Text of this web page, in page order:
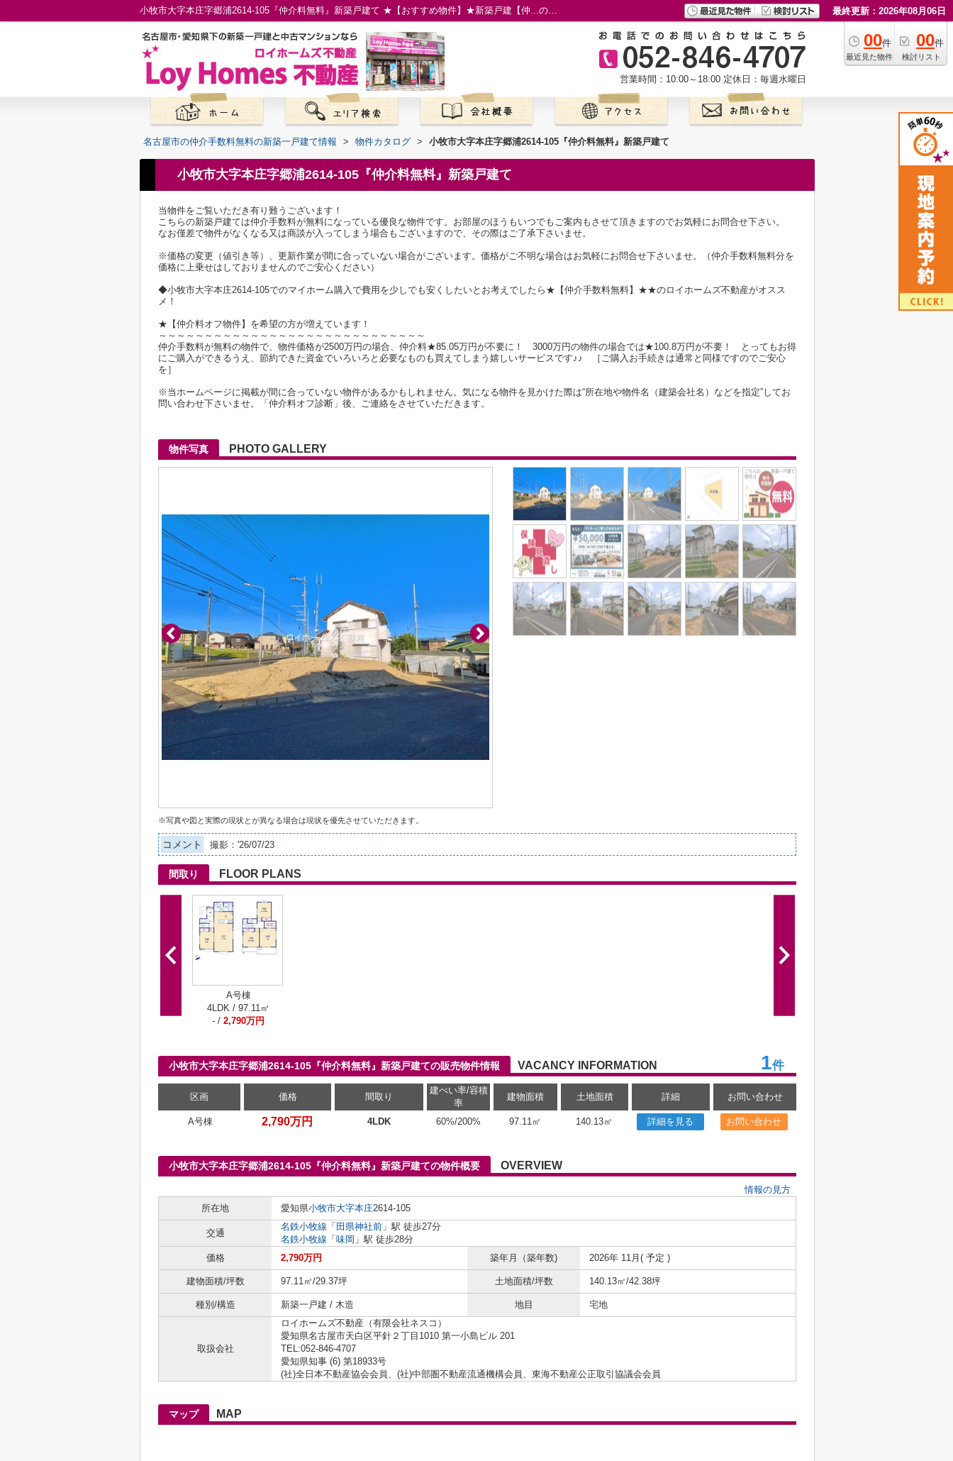
小牧市大字本庄字郷浦2614-105『仲介料無料』新築戸建て ★【おすすめ物件】★新築戸建【仲...の物件情報／名古屋市の仲介手数料無料の新築一戸建て／ロイホームズ不動産 最終更新：2026年08月06日
00件
最近見た物件
00件
検討リスト
営業時間：10:00～18:00 定休日：毎週水曜日
名古屋市の仲介手数料無料の新築一戸建て情報 > 物件カタログ > 小牧市大字本庄字郷浦2614-105『仲介料無料』新築戸建て
小牧市大字本庄字郷浦2614-105『仲介料無料』新築戸建て
当物件をご覧いただき有り難うございます！
こちらの新築戸建ては仲介手数料が無料になっている優良な物件です。お部屋のほうもいつでもご案内もさせて頂きますのでお気軽にお問合せ下さい。
なお僅差で物件がなくなる又は商談が入ってしまう場合もございますので、その際はご了承下さいませ。
※価格の変更（値引き等）、更新作業が間に合っていない場合がございます。価格がご不明な場合はお気軽にお問合せ下さいませ。（仲介手数料無料分を
価格に上乗せはしておりませんのでご安心ください）
◆小牧市大字本庄2614-105でのマイホーム購入で費用を少しでも安くしたいとお考えでしたら★【仲介手数料無料】★★のロイホームズ不動産がオスス
メ！
★【仲介料オフ物件】を希望の方が増えています！
～～～～～～～～～～～～～～～～～～～～～～～～～～～～～
仲介手数料が無料の物件で、物件価格が2500万円の場合、仲介料★85.05万円が不要に！ 3000万円の物件の場合では★100.8万円が不要！ とってもお得
にご購入ができるうえ、節約できた資金でいろいろと必要なものも買えてしまう嬉しいサービスです♪♪ ［ご購入お手続きは通常と同様ですのでご安心
を］
※当ホームページに掲載が間に合っていない物件があるかもしれません。気になる物件を見かけた際は“所在地や物件名（建築会社名）などを指定”してお
問い合わせ下さいませ。「仲介料オフ診断」後、ご連絡をさせていただきます。
物件写真 PHOTO GALLERY
※写真や図と実際の現状とが異なる場合は現状を優先させていただきます。
コメント 撮影：'26/07/23
間取り FLOOR PLANS
A号棟
4LDK / 97.11㎡
- / 2,790万円
小牧市大字本庄字郷浦2614-105『仲介料無料』新築戸建ての販売物件情報 VACANCY INFORMATION 1件
区画 価格 間取り
建ぺい率/容積
率
建物面積 土地面積 詳細 お問い合わせ
A号棟 2,790万円 4LDK 60%/200% 97.11㎡ 140.13㎡ 詳細を見る お問い合わせ
小牧市大字本庄字郷浦2614-105『仲介料無料』新築戸建ての物件概要 OVERVIEW
情報の見方
所在地
愛知県小牧市大字本庄2614-105
交通
名鉄小牧線 「 田県神社前 」駅 徒歩27分
名鉄小牧線 「 味岡 」駅 徒歩28分
価格
2,790万円 築年月（築年数) 2026年 11月( 予定 )
建物面積/坪数 97.11㎡/29.37坪 土地面積/坪数 140.13㎡/42.38坪
種別/構造 新築一戸建 / 木造 地目 宅地
取扱会社
ロイホームズ不動産（有限会社ネスコ）
愛知県名古屋市天白区平針２丁目1010 第一小島ビル 201
TEL:052-846-4707
愛知県知事 (6) 第18933号
(社)全日本不動産協会会員、(社)中部圏不動産流通機構会員、東海不動産公正取引協議会会員
マップ MAP